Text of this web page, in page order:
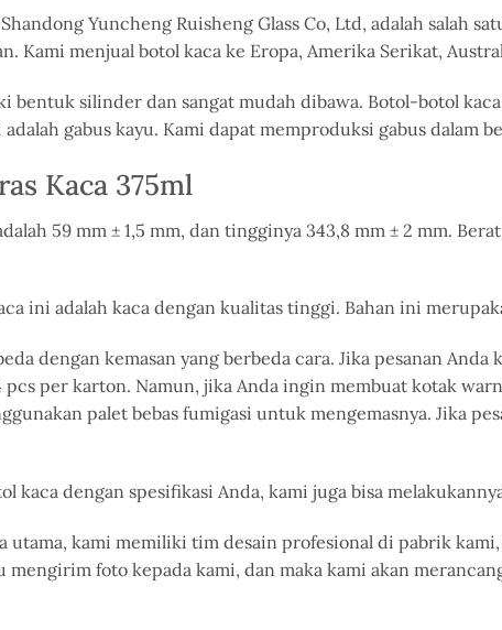
Yuncheng Ruisheng Glass Co, Ltd, adalah salah
Kami menjual botol kaca ke Eropa, Amerika Serikat,
bentuk silinder dan sangat mudah dibawa. Botol-botol
gabus kayu. Kami dapat memproduksi gabus dalam
Kaca 375ml
59 mm ± 1,5 mm, dan tingginya 343,8 mm ± 2 mm.
ini adalah kaca dengan kualitas tinggi. Bahan ini
dengan kemasan yang berbeda cara. Jika pesanan Anda
pcs per karton. Namun, jika Anda ingin membuat kotak
palet bebas fumigasi untuk mengemasnya. Jika
kaca dengan spesifikasi Anda, kami juga bisa
utama, kami memiliki tim desain profesional di pabrik
mengirim foto kepada kami, dan maka kami akan